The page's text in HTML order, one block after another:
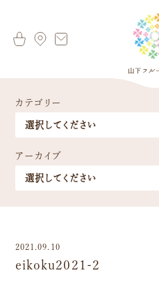
カテゴリー
アーカイブ
2021.09.10
eikoku2021-2